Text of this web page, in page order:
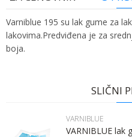
Varniblue 195 su lak gume za
lakovima.Predviđena je za
boja.
SLIČNI
VARNIBLUE